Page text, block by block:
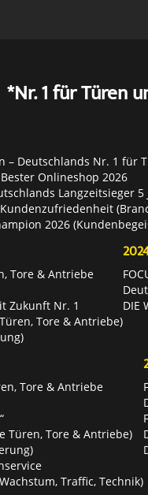
*Nr. 1 für Türen
– Deutschlands Nr. 1 für
Onlineshop 2026
Langzeitsieger
Kundenzufriedenheit
2026
Tore & Antriebe
Zukunft Nr. 1
Tore & Antriebe)
DIE
Tore & Antriebe
Türen, Tore & Antriebe)
Traffic, Technik)